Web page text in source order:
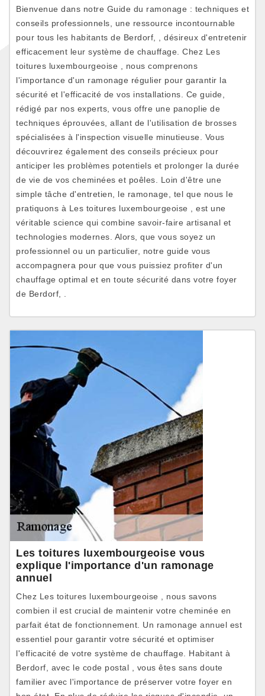
Bienvenue dans notre Guide du ramonage : techniques et
conseils professionnels, une ressource incontournable
pour tous les habitants de Berdorf, , désireux d'entretenir
efficacement leur système de chauffage. Chez Les
toitures luxembourgeoise , nous comprenons
l'importance d'un ramonage régulier pour garantir la
sécurité et l'efficacité de vos installations. Ce guide,
rédigé par nos experts, vous offre une panoplie de
techniques éprouvées, allant de l'utilisation de brosses
spécialisées à l'inspection visuelle minutieuse. Vous
découvrirez également des conseils précieux pour
anticiper les problèmes potentiels et prolonger la durée
de vie de vos cheminées et poêles. Loin d'être une
simple tâche d'entretien, le ramonage, tel que nous le
pratiquons à Les toitures luxembourgeoise , est une
véritable science qui combine savoir-faire artisanal et
technologies modernes. Alors, que vous soyez un
professionnel ou un particulier, notre guide vous
accompagnera pour que vous puissiez profiter d'un
chauffage optimal et en toute sécurité dans votre foyer
de Berdorf, .
Les toitures luxembourgeoise vous
explique l'importance d'un ramonage
annuel
Chez Les toitures luxembourgeoise , nous savons
combien il est crucial de maintenir votre cheminée en
parfait état de fonctionnement. Un ramonage annuel est
essentiel pour garantir votre sécurité et optimiser
l'efficacité de votre système de chauffage. Habitant à
Berdorf, avec le code postal , vous êtes sans doute
familier avec l'importance de préserver votre foyer en